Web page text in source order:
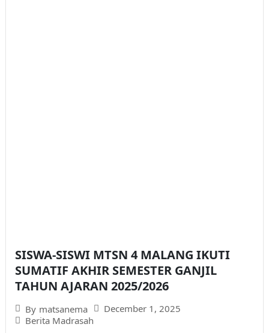
SISWA-SISWI MTSN 4 MALANG IKUTI
SUMATIF AKHIR SEMESTER GANJIL
TAHUN AJARAN 2025/2026
By matsanema
December 1, 2025
Berita Madrasah